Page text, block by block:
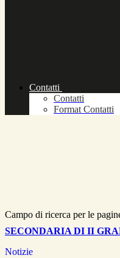
Contatti
Contatti
Format Contatti
Campo di ricerca per le
SECONDARIA DI II
Notizie